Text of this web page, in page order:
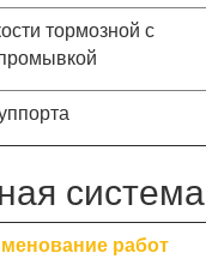
тормозной с
система
работ